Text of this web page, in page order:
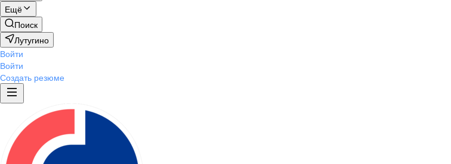
Ещё
Поиск
Лутугино
Войти
Войти
Создать резюме